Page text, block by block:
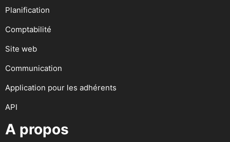
Planification
Comptabilité
Site web
Communication
Application pour les adhérents
API
A propos